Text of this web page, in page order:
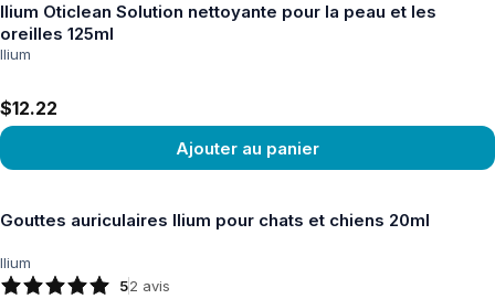
Ilium Oticlean Solution nettoyante pour la peau et les
oreilles 125ml
Ilium
$12.22
Ajouter au panier
Gouttes auriculaires Ilium pour chats et chiens 20ml
Ilium
52 avis